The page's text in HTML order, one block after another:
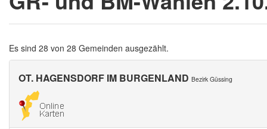
Es sind 28 von 28 Gemeinden ausgezählt.
OT. HAGENSDORF IM BURGENLAND Bezirk Güssing